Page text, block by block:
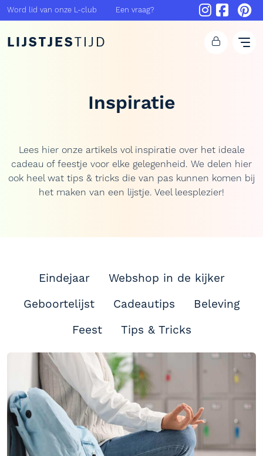
Word lid van onze L-club Een vraag?
LIJSTJESTIJD
Inspiratie
Lees hier onze artikels vol inspiratie over het ideale
cadeau of feestje voor elke gelegenheid. We delen hier
ook heel wat tips & tricks die van pas kunnen komen bij
het maken van een lijstje. Veel leesplezier!
Eindejaar
Webshop in de kijker
Geboortelijst
Cadeautips
Beleving
Feest
Tips & Tricks